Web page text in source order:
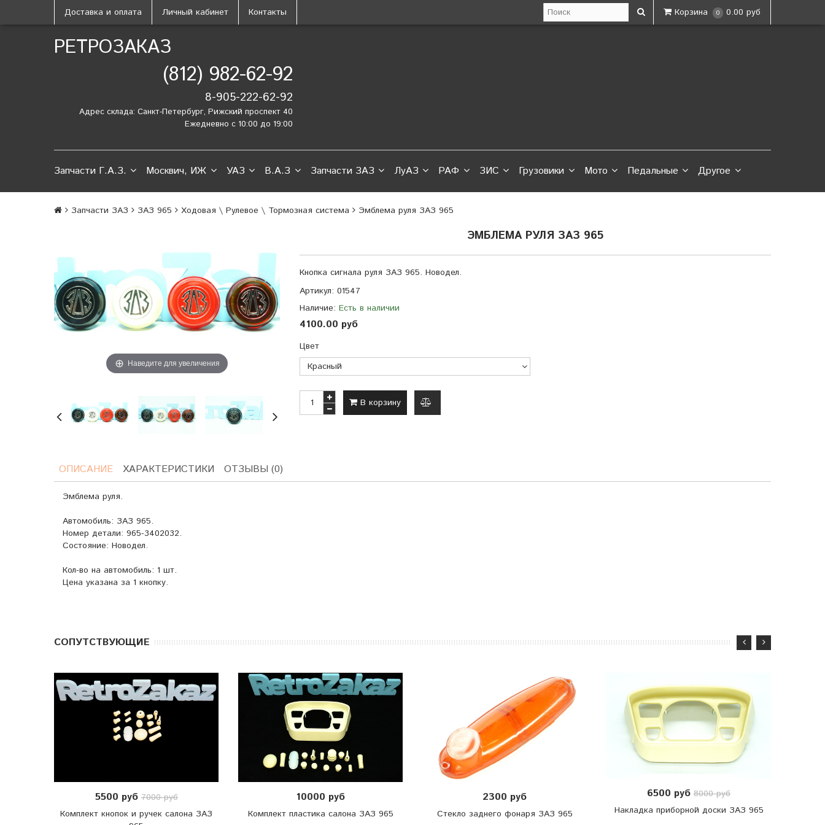
Доставка и оплата Личный кабинет Контакты Корзина 0 0.00 руб
РЕТРОЗАКАЗ
(812) 982-62-92
8-905-222-62-92
Адрес склада: Санкт-Петербург, Рижский проспект 40
Ежедневно с 10:00 до 19:00
Запчасти Г.А.З. Москвич, ИЖ УАЗ В.А.З Запчасти ЗАЗ ЛуАЗ РАФ ЗИС Грузовики Мото Педальные Другое
Запчасти ЗАЗ ЗАЗ 965 Ходовая \ Рулевое \ Тормозная система Эмблема руля ЗАЗ 965
Наведите для увеличения
ЭМБЛЕМА РУЛЯ ЗАЗ 965
Кнопка сигнала руля ЗАЗ 965. Новодел.
Артикул: 01547
Наличие: Есть в наличии
4100.00 руб
Цвет
В корзину
ОПИСАНИЕ ХАРАКТЕРИСТИКИ ОТЗЫВЫ (0)
Эмблема руля.
Автомобиль: ЗАЗ 965.
Номер детали: 965-3402032.
Состояние: Новодел.
Кол-во на автомобиль: 1 шт.
Цена указана за 1 кнопку.
CОПУТСТВУЮЩИЕ
5500 руб7000 руб
Комплект кнопок и ручек салона ЗАЗ
10000 руб
Комплект пластика салона ЗАЗ 965
2300 руб
Стекло заднего фонаря ЗАЗ 965
6500 руб 8000 руб
Накладка приборной доски ЗАЗ 965